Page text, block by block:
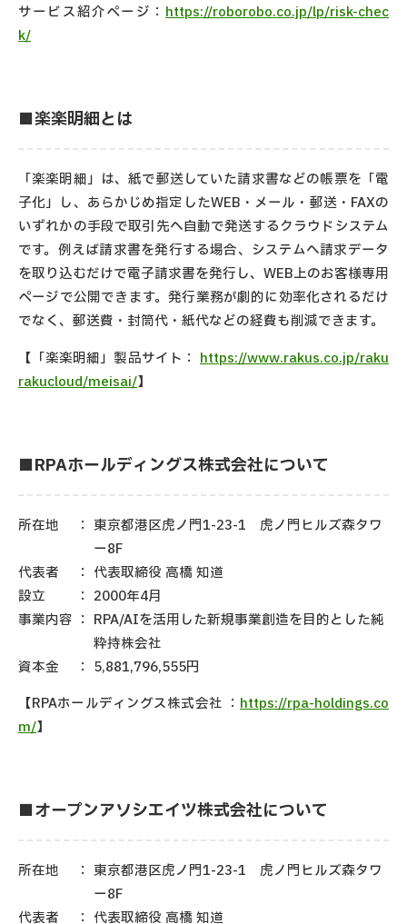
サービス紹介ページ： https://roborobo.co.jp/lp/risk-chec
k/
■楽楽明細とは
「楽楽明細」は、紙で郵送していた請求書などの帳票を「電
子化」し、あらかじめ指定したWEB・メール・郵送・FAXの
いずれかの手段で取引先へ自動で発送するクラウドシステム
です。例えば請求書を発行する場合、システムへ請求データ
を取り込むだけで電子請求書を発行し、WEB上のお客様専用
ページで公開できます。発行業務が劇的に効率化されるだけ
でなく、郵送費・封筒代・紙代などの経費も削減できます。
【「楽楽明細」製品サイト： https://www.rakus.co.jp/raku
rakucloud/meisai/】
■RPAホールディングス株式会社について
所在地 ： 東京都港区虎ノ門1-23-1 虎ノ門ヒルズ森タワ
ー8F
代表者
： 代表取締役 高橋 知道
設立
： 2000年4月
事業内容 ： RPA/AIを活用した新規事業創造を目的とした純
粋持株会社
資本金
： 5,881,796,555円
【RPAホールディングス株式会社 ： https://rpa-holdings.co
m/】
■オープンアソシエイツ株式会社について
所在地 ： 東京都港区虎ノ門1-23-1 虎ノ門ヒルズ森タワ
ー8F
代表者
： 代表取締役 高橋 知道